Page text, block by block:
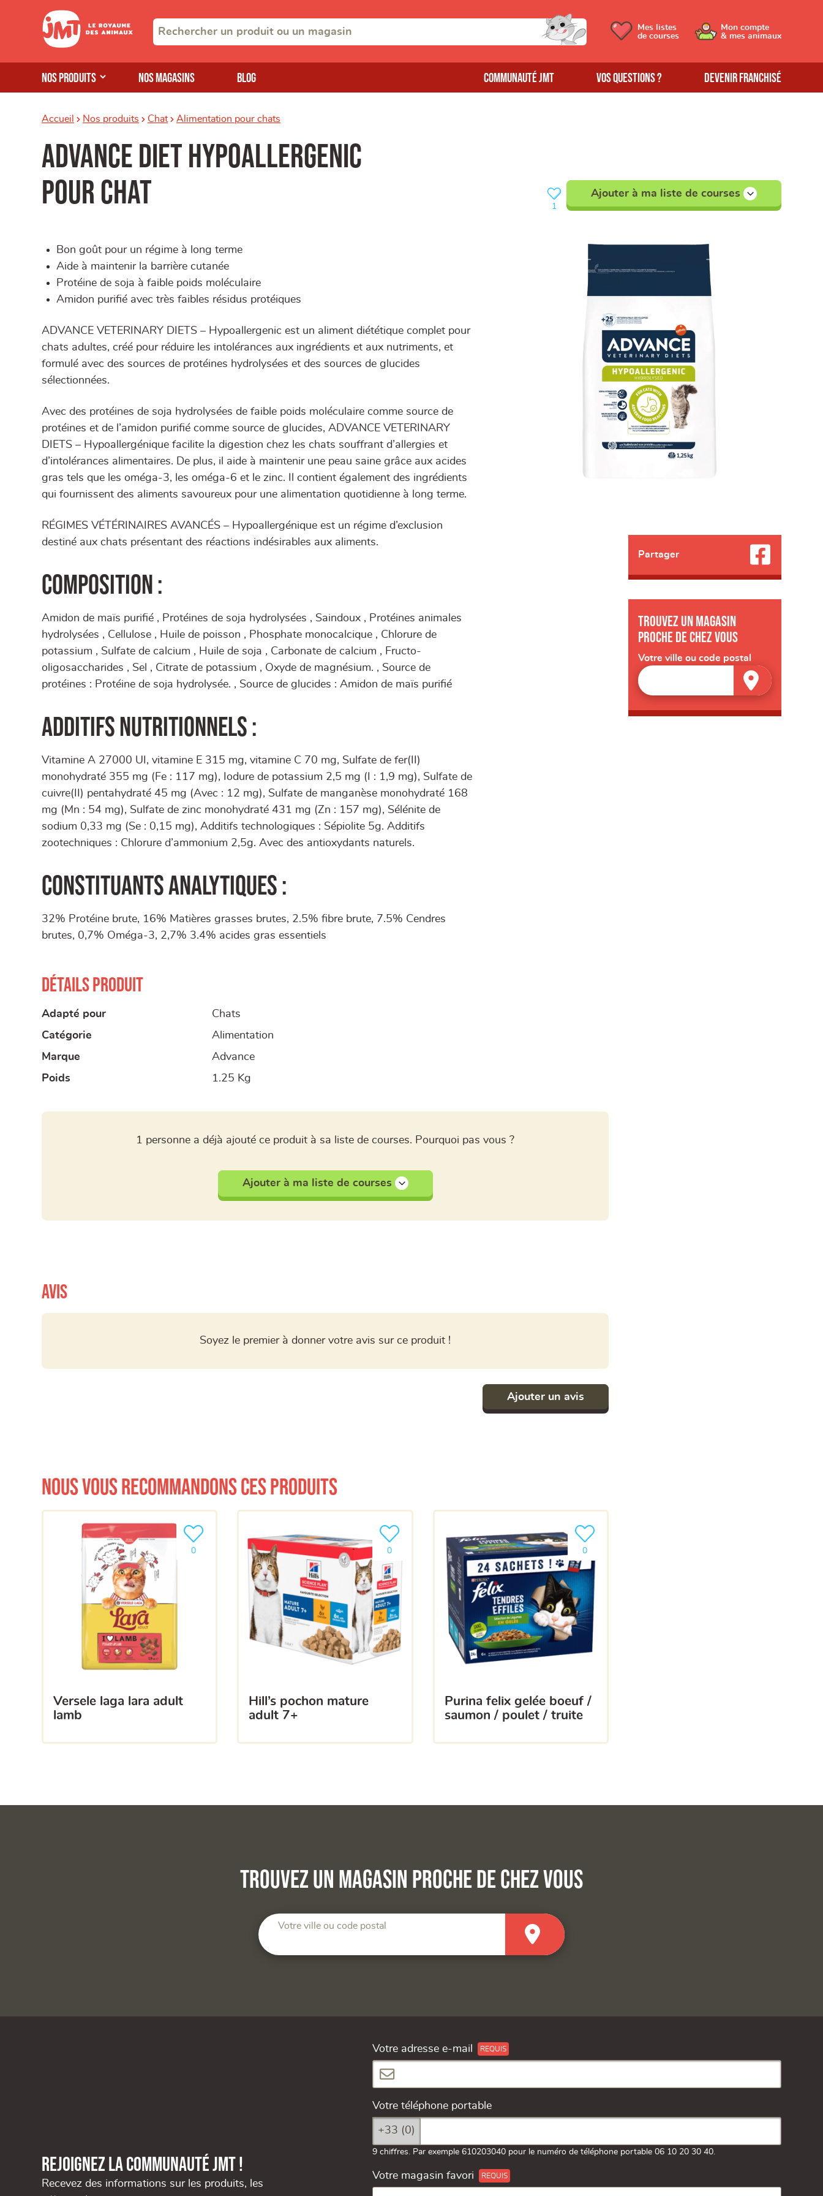
Nos produits Nos magasins Blog Communauté JMT Vos questions ? Devenir franchisé
Mes listes
de courses
Mon compte
& mes animaux
Accueil Nos produits Chat Alimentation pour chats
Advance diet hypoallergenic
pour chat
1
Ajouter à ma liste de courses
Bon goût pour un régime à long terme
Aide à maintenir la barrière cutanée
Protéine de soja à faible poids moléculaire
Amidon purifié avec très faibles résidus protéiques
ADVANCE VETERINARY DIETS – Hypoallergenic est un aliment diététique complet pour
chats adultes, créé pour réduire les intolérances aux ingrédients et aux nutriments, et
formulé avec des sources de protéines hydrolysées et des sources de glucides
sélectionnées.
Avec des protéines de soja hydrolysées de faible poids moléculaire comme source de
protéines et de l’amidon purifié comme source de glucides, ADVANCE VETERINARY
DIETS – Hypoallergénique facilite la digestion chez les chats souffrant d’allergies et
d’intolérances alimentaires. De plus, il aide à maintenir une peau saine grâce aux acides
gras tels que les oméga-3, les oméga-6 et le zinc. Il contient également des ingrédients
qui fournissent des aliments savoureux pour une alimentation quotidienne à long terme.
RÉGIMES VÉTÉRINAIRES AVANCÉS – Hypoallergénique est un régime d’exclusion
destiné aux chats présentant des réactions indésirables aux aliments.
Composition :
Amidon de maïs purifié , Protéines de soja hydrolysées , Saindoux , Protéines animales
hydrolysées , Cellulose , Huile de poisson , Phosphate monocalcique , Chlorure de
potassium , Sulfate de calcium , Huile de soja , Carbonate de calcium , Fructo-
oligosaccharides , Sel , Citrate de potassium , Oxyde de magnésium. , Source de
protéines : Protéine de soja hydrolysée. , Source de glucides : Amidon de maïs purifié
Additifs nutritionnels :
Vitamine A 27000 UI, vitamine E 315 mg, vitamine C 70 mg, Sulfate de fer(II)
monohydraté 355 mg (Fe : 117 mg), Iodure de potassium 2,5 mg (I : 1,9 mg), Sulfate de
cuivre(II) pentahydraté 45 mg (Avec : 12 mg), Sulfate de manganèse monohydraté 168
mg (Mn : 54 mg), Sulfate de zinc monohydraté 431 mg (Zn : 157 mg), Sélénite de
sodium 0,33 mg (Se : 0,15 mg), Additifs technologiques : Sépiolite 5g. Additifs
zootechniques : Chlorure d’ammonium 2,5g. Avec des antioxydants naturels.
Constituants analytiques :
32% Protéine brute, 16% Matières grasses brutes, 2.5% fibre brute, 7.5% Cendres
brutes, 0,7% Oméga-3, 2,7% 3.4% acides gras essentiels
Détails produit
Adapté pour
Chats
Catégorie
Alimentation
Marque
Advance
Poids
1.25 Kg
1 personne a déjà ajouté ce produit à sa liste de courses. Pourquoi pas vous ?
Ajouter à ma liste de courses
Avis
Soyez le premier à donner votre avis sur ce produit !
Ajouter un avis
Nous vous recommandons ces produits
versele laga lara adult
lamb
0
Ajouter le produit à ma liste
hill’s pochon mature
adult 7+
0
Ajouter le produit à ma liste
purina felix gelée boeuf /
saumon / poulet / truite
0
Ajouter le produit à ma liste
Partager
Trouvez un magasin
proche de chez vous
Votre ville ou code postal
Trouvez un magasin proche de chez vous
Votre ville ou code postal
Rejoignez la communauté JMT !
Recevez des informations sur les produits, les
Votre adresse e-mail
Votre téléphone portable
+33 (0)
9 chiffres. Par exemple 610203040 pour le numéro de téléphone portable 06 10 20 30 40.
Votre magasin favori